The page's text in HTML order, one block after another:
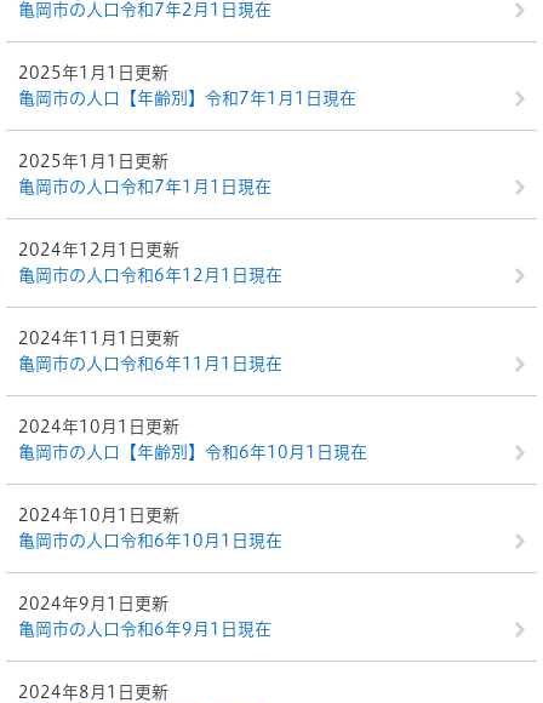
亀岡市の人口令和7年2月1日現在
2025年1月1日更新
亀岡市の人口【年齢別】令和7年1月1日現在
2025年1月1日更新
亀岡市の人口令和7年1月1日現在
2024年12月1日更新
亀岡市の人口令和6年12月1日現在
2024年11月1日更新
亀岡市の人口令和6年11月1日現在
2024年10月1日更新
亀岡市の人口【年齢別】令和6年10月1日現在
2024年10月1日更新
亀岡市の人口令和6年10月1日現在
2024年9月1日更新
亀岡市の人口令和6年9月1日現在
2024年8月1日更新